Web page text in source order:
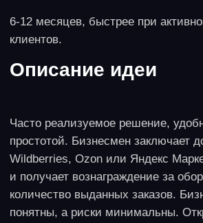
услуг, для которых экологичный клининг окажется
клиентов (салоны красоты, кофейни).